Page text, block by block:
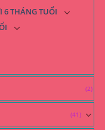
6 THÁNG TUỔI
(2)
(41)